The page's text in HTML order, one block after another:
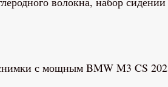
с мощным BMW M3 CS